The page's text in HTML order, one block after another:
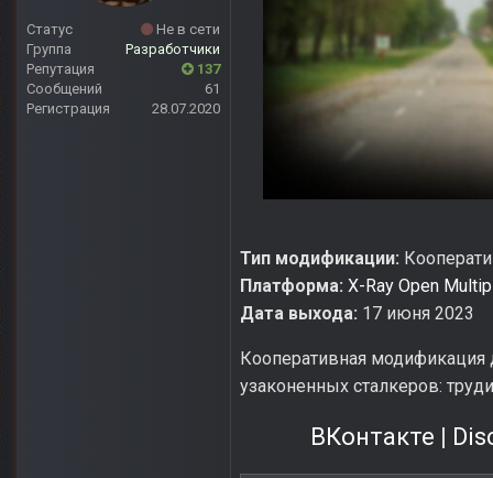
Статус
Не в сети
Группа
Разработчики
Репутация
137
Сообщений
61
Регистрация
28.07.2020
Тип модификации:
Платформа: X-Ray Open
Дата выхода: 17 июня 2023
Кооперативная модификация
узаконенных сталкеров:
ВКонтакте